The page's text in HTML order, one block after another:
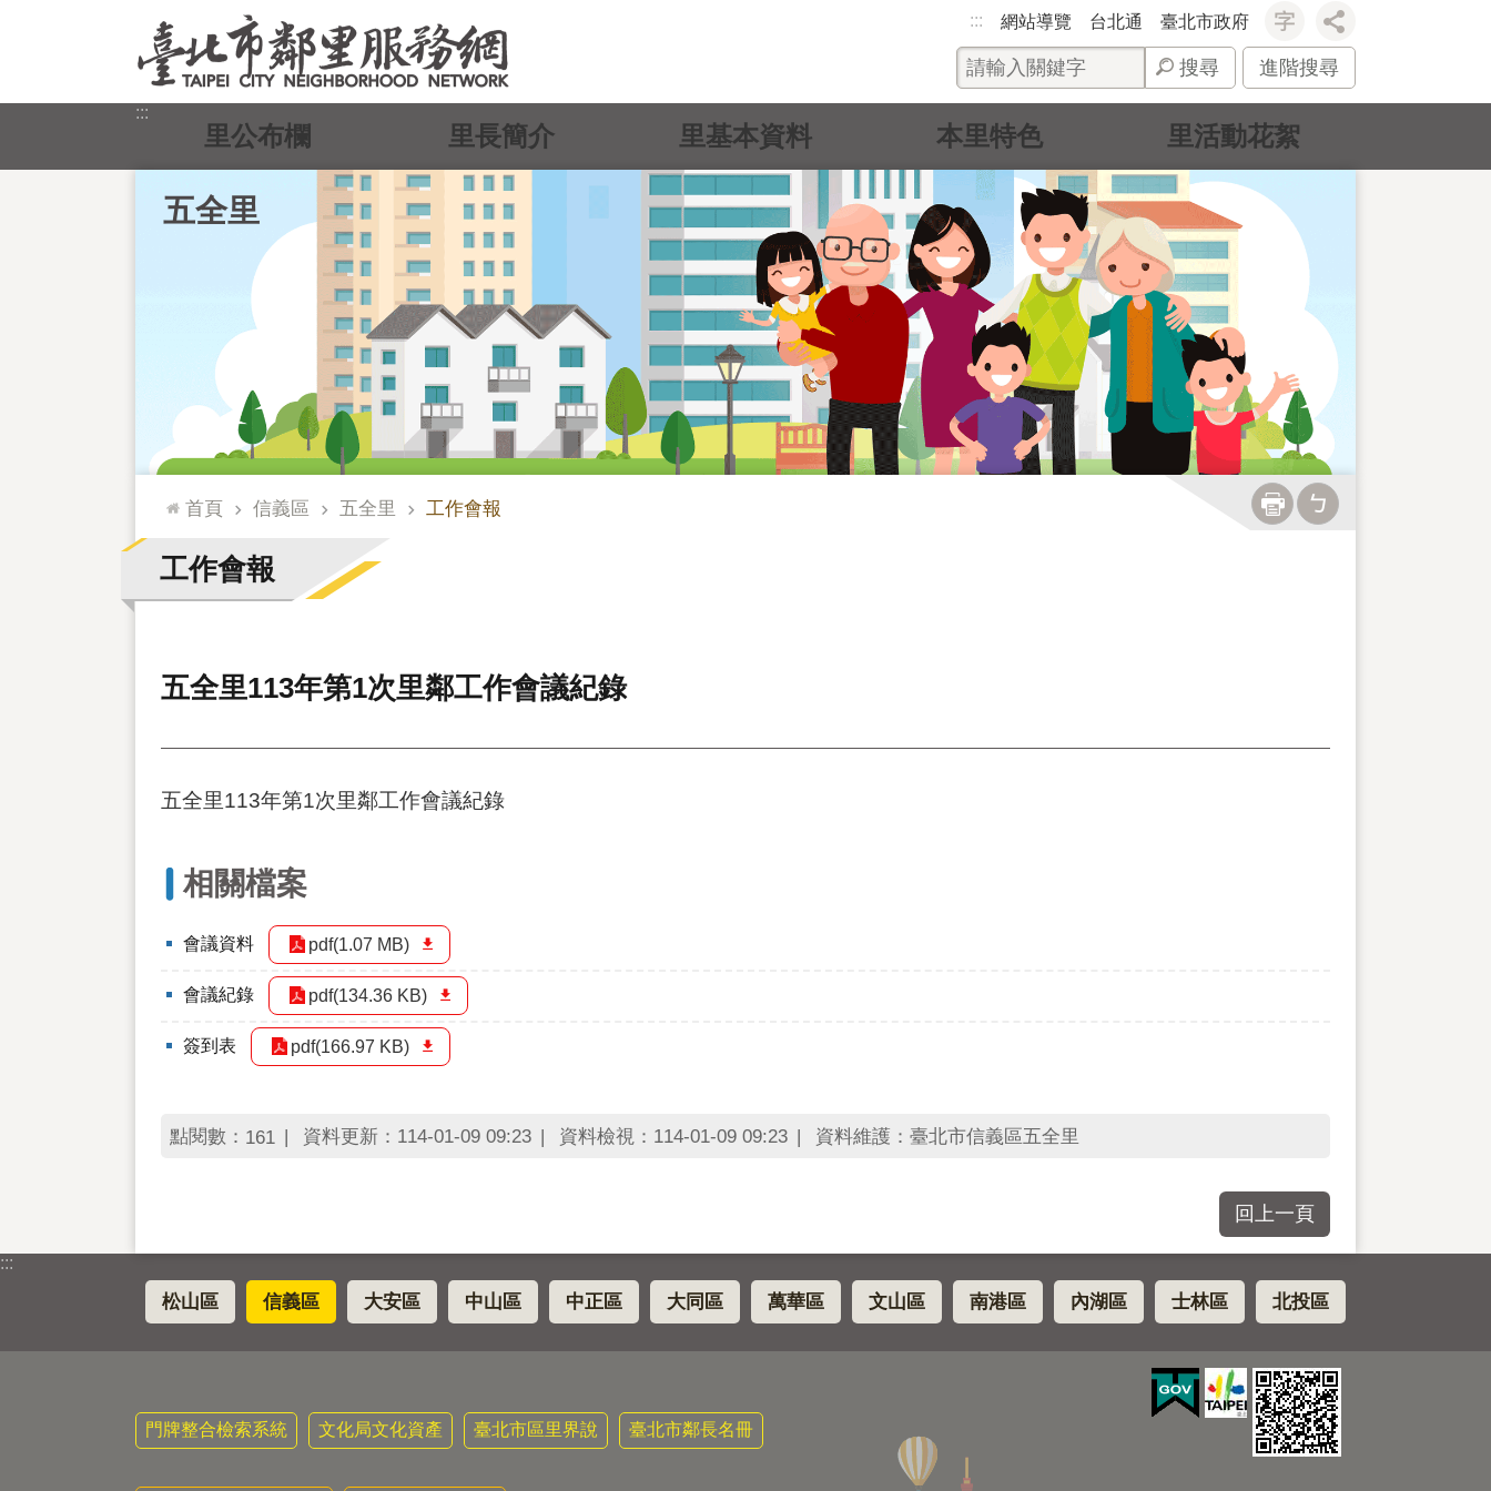
::: 網站導覽 台北通 臺北市政府
搜尋 進階搜尋
:::
五全里
里公布欄 里長簡介 里基本資料 本里特色 里活動花絮
::: 首頁 信義區 五全里 工作會報
工作會報
五全里113年第1次里鄰工作會議紀錄
五全里113年第1次里鄰工作會議紀錄
相關檔案
會議資料 pdf(1.07 MB)
會議紀錄 pdf(134.36 KB)
簽到表 pdf(166.97 KB)
點閱數： 161 資料更新：114-01-09 09:23 資料檢視：114-01-09 09:23 資料維護：臺北市信義區五全里
回上一頁
:::
松山區 信義區 大安區 中山區 中正區 大同區 萬華區 文山區 南港區 內湖區 士林區 北投區
門牌整合檢索系統 文化局文化資產 臺北市區里界說 臺北市鄰長名冊